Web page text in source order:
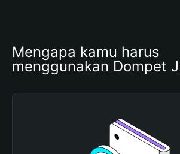
Mengapa kamu harus
menggunakan Dompet